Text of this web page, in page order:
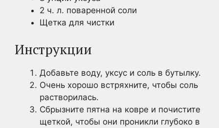
2 ч. л. поваренной соли
Щетка для чистки
Инструкции
Добавьте воду, уксус и соль в бутылку.
Очень хорошо встряхните, чтобы соль
растворилась.
Сбрызните пятна на ковре и почистите
щеткой, чтобы они проникли глубоко в